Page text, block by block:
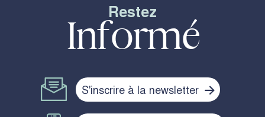
Restez
Informé
S'inscrire à la newsletter